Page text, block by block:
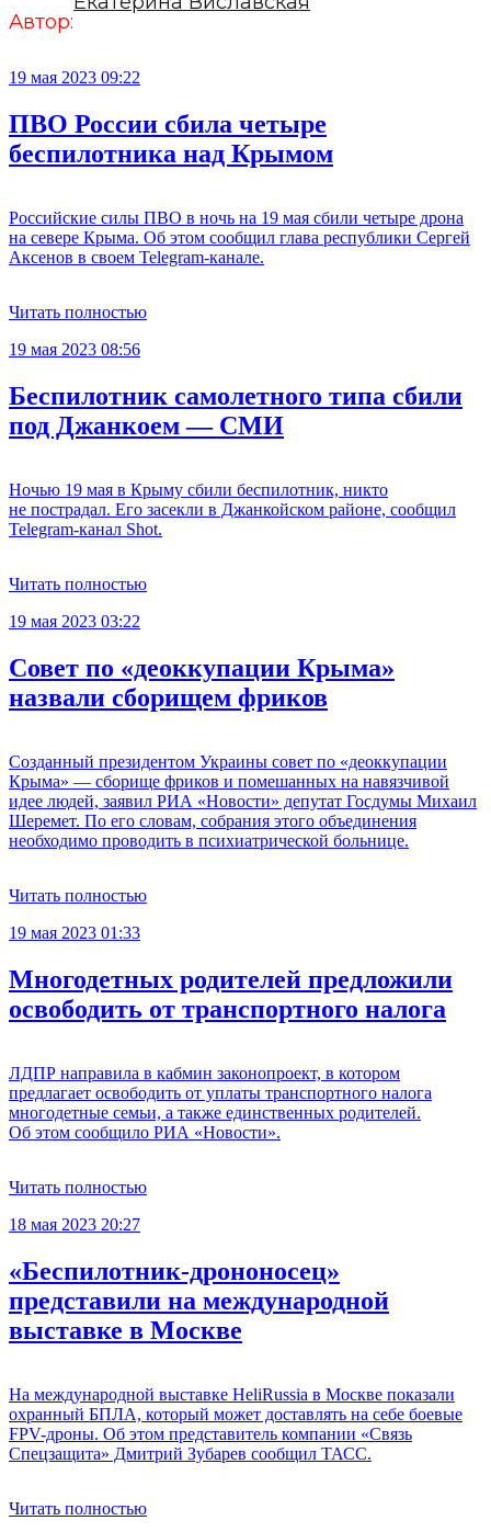
Автор:
19 мая 2023 09:22
ПВО России сбила четыре
беспилотника над Крымом
Российские силы ПВО в ночь на 19 мая сбили четыре дрона
на севере Крыма. Об этом сообщил глава республики Сергей
Аксенов в своем Telegram-канале.
Читать полностью
19 мая 2023 08:56
Беспилотник самолетного типа сбили
под Джанкоем — СМИ
Ночью 19 мая в Крыму сбили беспилотник, никто
не пострадал. Его засекли в Джанкойском районе, сообщил
Telegram-канал Shot.
Читать полностью
19 мая 2023 03:22
Совет по «деоккупации Крыма»
назвали сборищем фриков
Созданный президентом Украины совет по «деоккупации
Крыма» — сборище фриков и помешанных на навязчивой
идее людей, заявил РИА «Новости» депутат Госдумы Михаил
Шеремет. По его словам, собрания этого объединения
необходимо проводить в психиатрической больнице.
Читать полностью
19 мая 2023 01:33
Многодетных родителей предложили
освободить от транспортного налога
ЛДПР направила в кабмин законопроект, в котором
предлагает освободить от уплаты транспортного налога
многодетные семьи, а также единственных родителей.
Об этом сообщило РИА «Новости».
Читать полностью
18 мая 2023 20:27
«Беспилотник-дрононосец»
представили на международной
выставке в Москве
На международной выставке HeliRussia в Москве показали
охранный БПЛА, который может доставлять на себе боевые
FPV-дроны. Об этом представитель компании «Связь
Спецзащита» Дмитрий Зубарев сообщил ТАСС.
Читать полностью